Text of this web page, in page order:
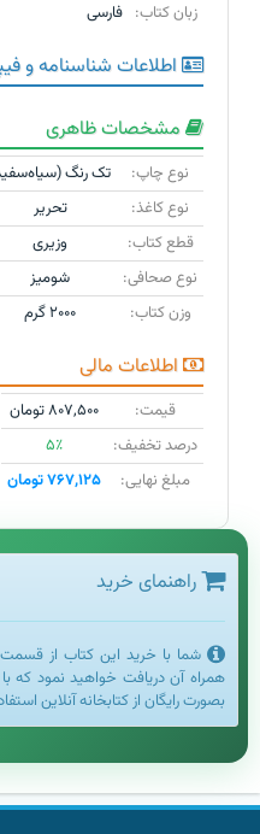
زبان کتاب: فارسی
اطلاعات شناسنامه و
مشخصات ظاهری
نوع چاپ:
تک رنگ
نوع کاغذ:
تحریر
قطع کتاب:
وزیری
نوع صحافی:
شومیز
وزن کتاب:
۲۰۰۰ گرم
اطلاعات مالی
قیمت:
۸۰۷,۵۰۰ تومان
درصد تخفیف:
۵٪
مبلغ نهایی:
۷۶۷,۱۲۵ تومان
راهنمای خرید
شما با خرید این کتاب از قسمت
همراه آن دریافت خواهید نمود که
بصورت رایگان از کتابخانه آنلاین